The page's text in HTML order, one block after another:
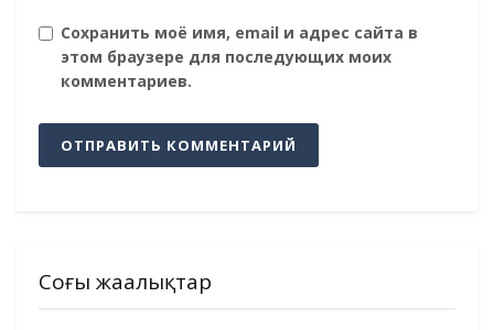
Сохранить моё имя, email и адрес сайта в
этом браузере для последующих моих
комментариев.
Соңғы жаңалықтар